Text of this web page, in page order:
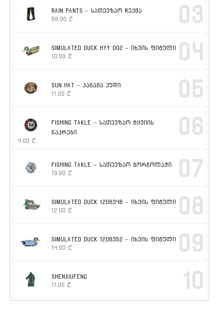
RAIN PANTS – სათევზაო ჩექმა
59.00 ₾ 03
SIMULATED DUCK HYY 002 – იხვის ფიტული
10.00 ₾ 04
SUN HAT – პანამა ქუდი
11.00 ₾ 05
FISHING TAKLE – სათევზაო ტყვიის
ნაკრები
4.00 ₾
06
FISHING TAKLE – სათევზაო გორგოლაჭი
19.00 ₾ 07
SIMULATED DUCK 1206346 – იხვის ფიტული
12.00 ₾ 08
SIMULATED DUCK 1206352 – იხვის ფიტული
14.00 ₾ 09
SHENXIUFENG
11.00 ₾ 10